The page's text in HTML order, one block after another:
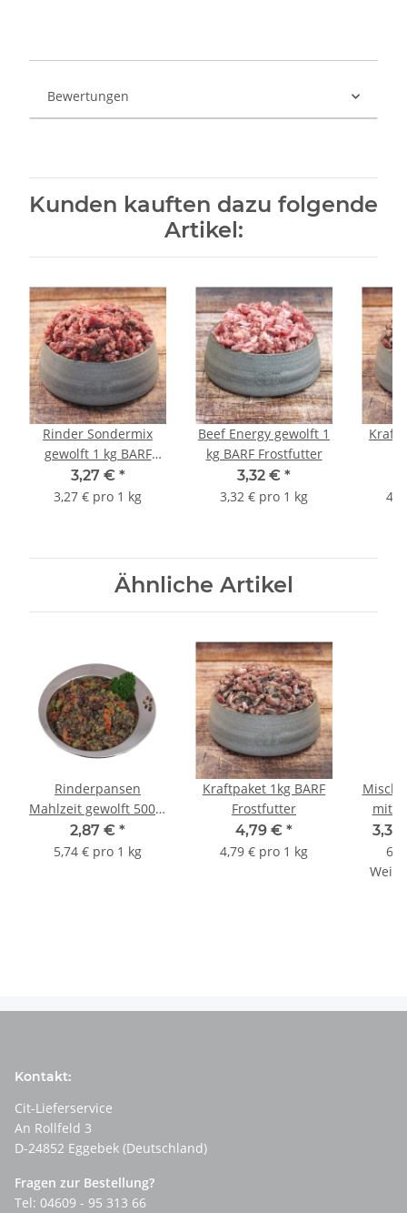
Bewertungen
Kunden kauften dazu folgende
Artikel:
Rinder Sondermix
gewolft 1 kg BARF
Frostfutter
3,27 € *
3,27 € pro 1 kg
Beef Energy gewolft 1
kg BARF Frostfutter
3,32 € *
3,32 € pro 1 kg
Ähnliche Artikel
Rinderpansen
Mahlzeit gewolft 500 g
BARF Frostfutter
2,87 € *
5,74 € pro 1 kg
Kraftpaket 1kg BARF
Frostfutter
4,79 € *
4,79 € pro 1 kg
mit
Kontakt:
Cit-Lieferservice
An Rollfeld 3
D-24852 Eggebek (Deutschland)
Fragen zur Bestellung?
Tel: 04609 - 95 313 66